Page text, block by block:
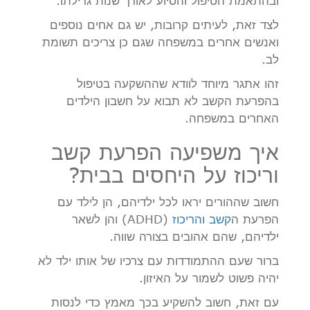
לצד זאת, לעיתים קרובות, יש גם אחים נוספים
ואנשים אחרים במשפחה שגם כן צריכים תשומת
לב.
זהו אתגר מיוחד לוודא שההשקעה בטיפול
בהפרעת הקשב לא תבוא על חשבון הילדים
האחרים במשפחה.
איך משפיעה הפרעת קשב
וריכוז על היחסים בבית?
חשוב שההורים יראו לכל ילדיהם, הן לילד עם
הפרעת הקשב והריכוז
(ADHD) והן לשאר
ילדיהם, שהם אהובים בצורה שווה.
ברור שעם ההתמודדות עם צרכיו של אותו ילד לא
יהיה פשוט לשמור על האיזון.
עם זאת, חשוב להשקיע בכך מאמץ כדי לנסות